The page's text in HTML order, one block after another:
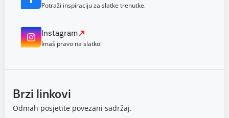
Potraži inspiraciju za slatke trenutke.
Instagram
Imaš pravo na slatko!
Brzi linkovi
Odmah posjetite povezani sadržaj.